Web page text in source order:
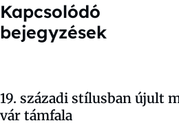
Kapcsolódó
bejegyzések
19. századi stílusban újult
vár támfala